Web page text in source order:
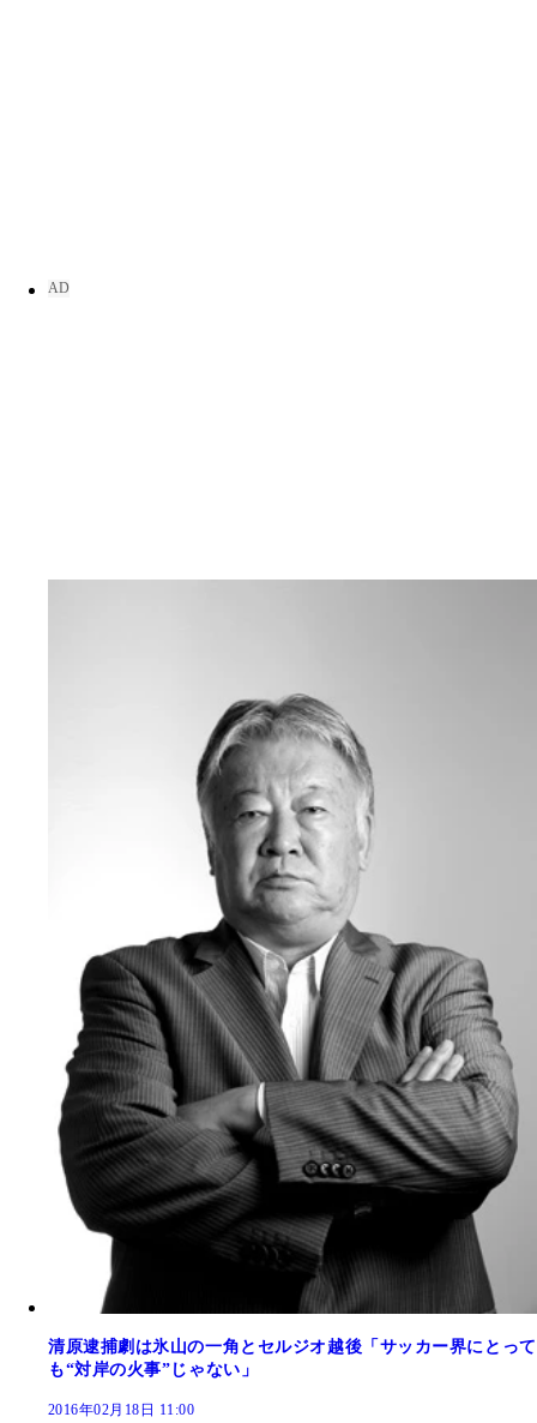
清原逮捕劇は氷山の一角とセルジオ越後「サッカー界にとって
も“対岸の火事”じゃない」
2016年02月18日 11:00